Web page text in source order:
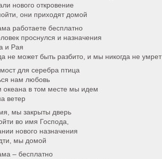
нового откровение
они приходят домой
работаете бесплатно
проснулся и назначения
и Рая
не может быть разбито, и мы никогда не умрет
для серебра птица
нам любовь
океана в том месте мы идем
ветер
мы закрыты дверь
во имя Господа,
нового назначения
мы домой
– бесплатно